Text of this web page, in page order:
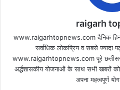
raigarh
www.raigarhtopnews.com दैनिक
सर्वाधिक लोकप्रिय व सबसे ज्यादा
www.raigarhtopnews.com पूरे
अर्द्धशासकीय योजनाओं के साथ सभी खबरों
अपना महत्वपूर्ण